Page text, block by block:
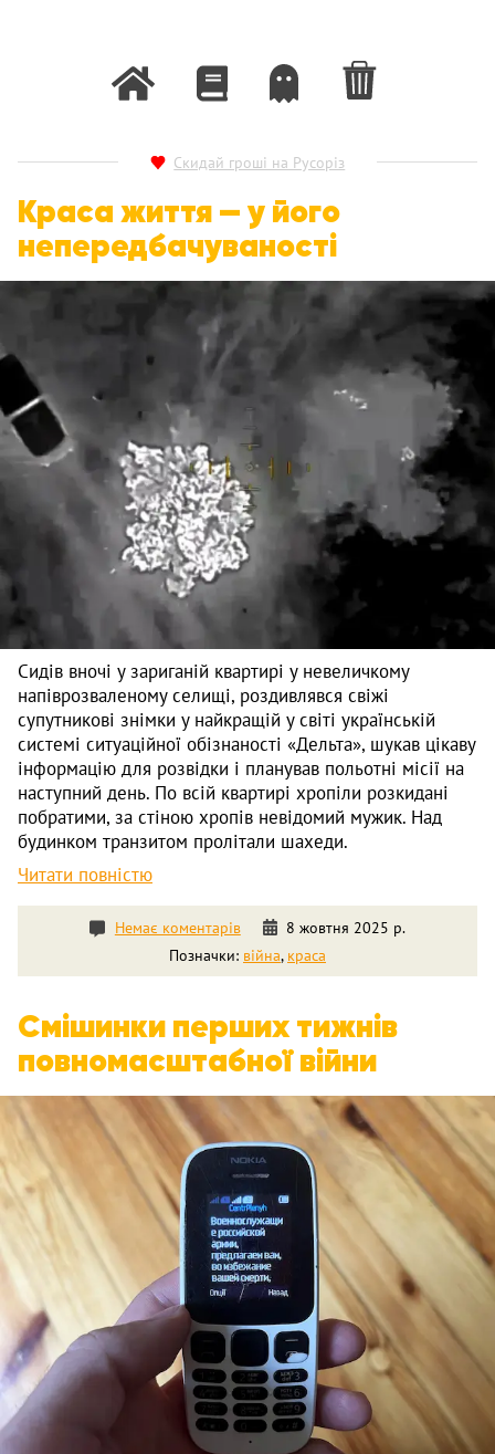
Скидай гроші на Русоріз
Краса життя — у його
непередбачуваності
Сидів вночі у зариганій квартирі у невеличкому
напіврозваленому селищі, роздивлявся свіжі
супутникові знімки у найкращій у світі українській
системі ситуаційної обізнаності «Дельта», шукав цікаву
інформацію для розвідки і планував польотні місії на
наступний день. По всій квартирі хропіли розкидані
побратими, за стіною хропів невідомий мужик. Над
будинком транзитом пролітали шахеди.
Читати повністю
Немає коментарів
8 жовтня 2025 р.
Позначки: війна, краса
Смішинки перших тижнів
повномасштабної війни